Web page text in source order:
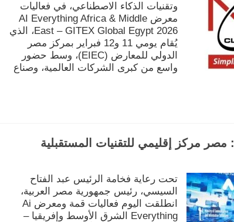
وتقنيات الذكاء الاصطناعي، في فعاليات
معرض AI Everything Africa & Middle
East – GITEX Global Egypt 2026، الذي
يُقام يومي 11 و12 فبراير بمركز مصر
الدولي للمعارض (EIEC)، وسط حضور
واسع من كبرى الشركات العالمية، وصناع
تحت رعاية فخامة الرئيس عبد الفتاح
السيسي، رئيس جمهورية مصر العربية،
انطلقت اليوم فعاليات قمة ومعرض Ai
Everything الشرق الأوسط وإفريقيا –